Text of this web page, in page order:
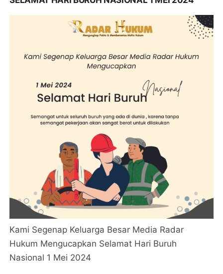
Kami Segenap Keluarga Besar Media Radar
Hukum Mengucapkan Selamat Hari Buruh
Nasional 1 Mei 2024